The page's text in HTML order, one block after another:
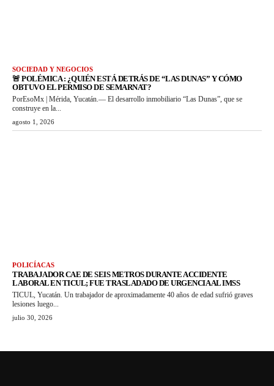
SOCIEDAD Y NEGOCIOS
🚨 POLÉMICA : ¿QUIÉN ESTÁ DETRÁS DE “LAS DUNAS” Y CÓMO
OBTUVO EL PERMISO DE SEMARNAT?
PorEsoMx | Mérida, Yucatán.— El desarrollo inmobiliario “Las Dunas”, que se
construye en la...
agosto 1, 2026
POLICÍACAS
TRABAJADOR CAE DE SEIS METROS DURANTE ACCIDENTE
LABORAL EN TICUL; FUE TRASLADADO DE URGENCIA AL IMSS
TICUL, Yucatán. Un trabajador de aproximadamente 40 años de edad sufrió graves
lesiones luego...
julio 30, 2026